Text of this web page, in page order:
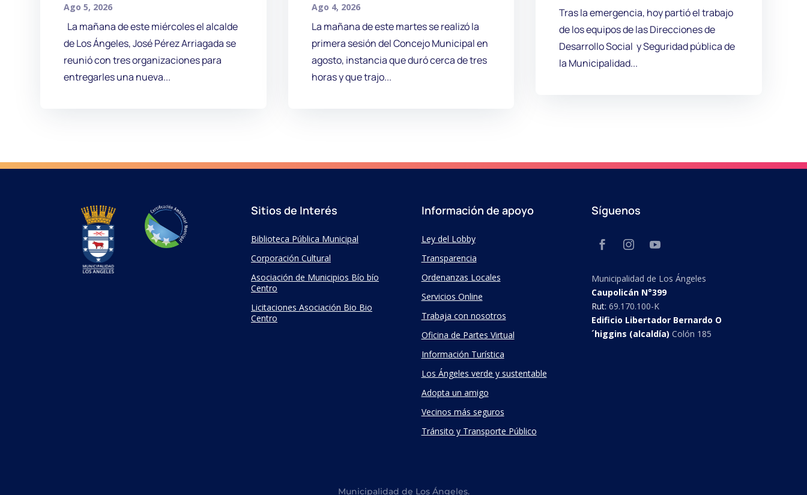
Ago 5, 2026
La mañana de este miércoles el alcalde
de Los Ángeles, José Pérez Arriagada se
reunió con tres organizaciones para
entregarles una nueva...
Ago 4, 2026
La mañana de este martes se realizó la
primera sesión del Concejo Municipal en
agosto, instancia que duró cerca de tres
horas y que trajo...
Tras la emergencia, hoy partió el trabajo
de los equipos de las Direcciones de
Desarrollo Social y Seguridad pública de
la Municipalidad...
Sitios de Interés
Biblioteca Pública Municipal
Corporación Cultural
Asociación de Municipios Bío bío
Centro
Licitaciones Asociación Bio Bio
Centro
Información de apoyo
Ley del Lobby
Transparencia
Ordenanzas Locales
Servicios Online
Trabaja con nosotros
Oficina de Partes Virtual
Información Turística
Los Ángeles verde y sustentable
Adopta un amigo
Vecinos más seguros
Tránsito y Transporte Público
Síguenos
Municipalidad de Los Ángeles
Caupolicán N°399
Rut:69.170.100-K
Edificio Libertador Bernardo O
´higgins (alcaldía)Colón 185
Municipalidad de Los Ángeles.